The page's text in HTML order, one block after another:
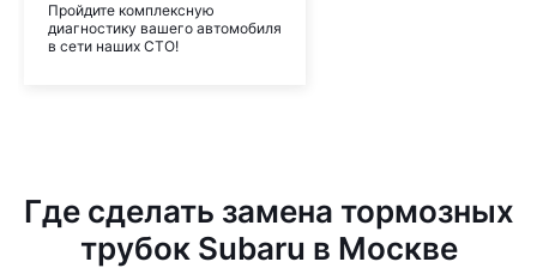
Пройдите комплексную
диагностику вашего автомобиля
в сети наших СТО!
Где сделать замена тормозных
трубок Subaru в Москве